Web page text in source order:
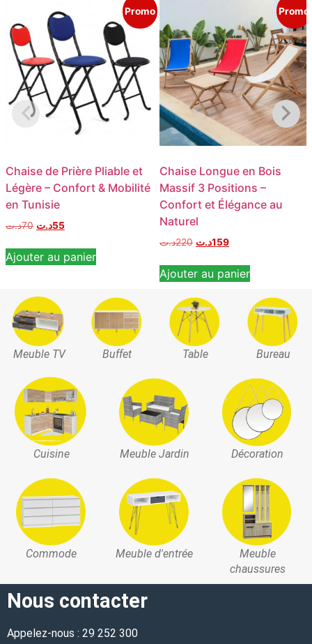
Promo
Chaise de Prière Pliable et
Légère – Confort & Mobilité
en Tunisie
70د.ت 55د.ت
Ajouter au panier
Promo
Chaise Longue en Bois
Massif 3 Positions –
Confort et Élégance au
Naturel
220د.ت 159د.ت
Ajouter au panier
Meuble TV Buffet Table Bureau
Cuisine Meuble Jardin Décoration
Commode Meuble d'entrée
Meuble
chaussures
Nous contacter
Appelez-nous : 29 252 300